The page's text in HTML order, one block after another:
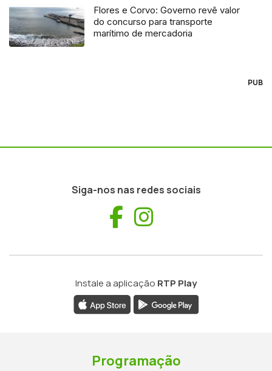
Flores e Corvo: Governo revê valor
do concurso para transporte
marítimo de mercadoria
PUB
Siga-nos nas redes sociais
Facebook
Instale a aplicação RTP Play
Programação